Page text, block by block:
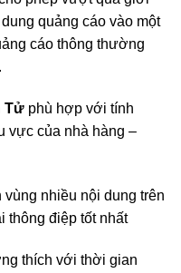
quảng cáo vào một
cáo thông thường
Tử phù hợp với tính
vực của nhà hàng –
vùng nhiều nội dung trên
thông điệp tốt nhất
thích với thời gian